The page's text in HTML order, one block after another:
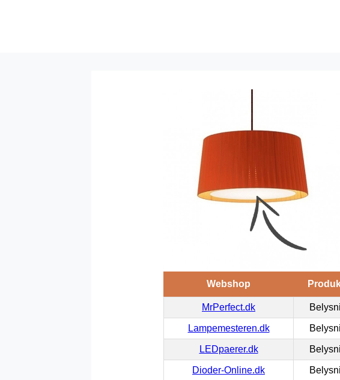
Webshop
MrPerfect.dk
Lampemesteren.dk
LEDpaerer.dk
Dioder-Online.dk